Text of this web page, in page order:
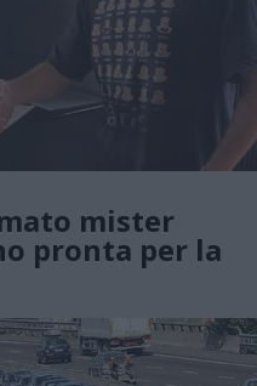
mister
pronta per la